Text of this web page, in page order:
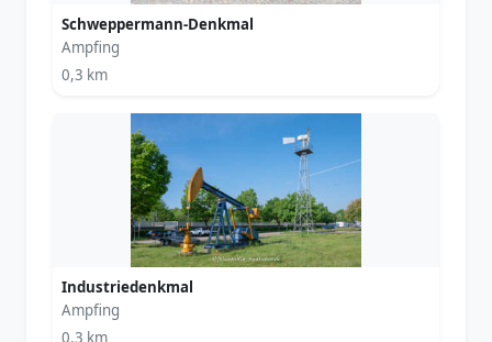
Schweppermann-Denkmal
Ampfing
0,3 km
Industriedenkmal
Ampfing
0,3 km